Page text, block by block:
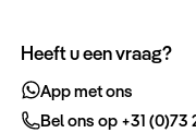
Heeft u een vraag?
App met ons
Bel ons op +31 (0)73